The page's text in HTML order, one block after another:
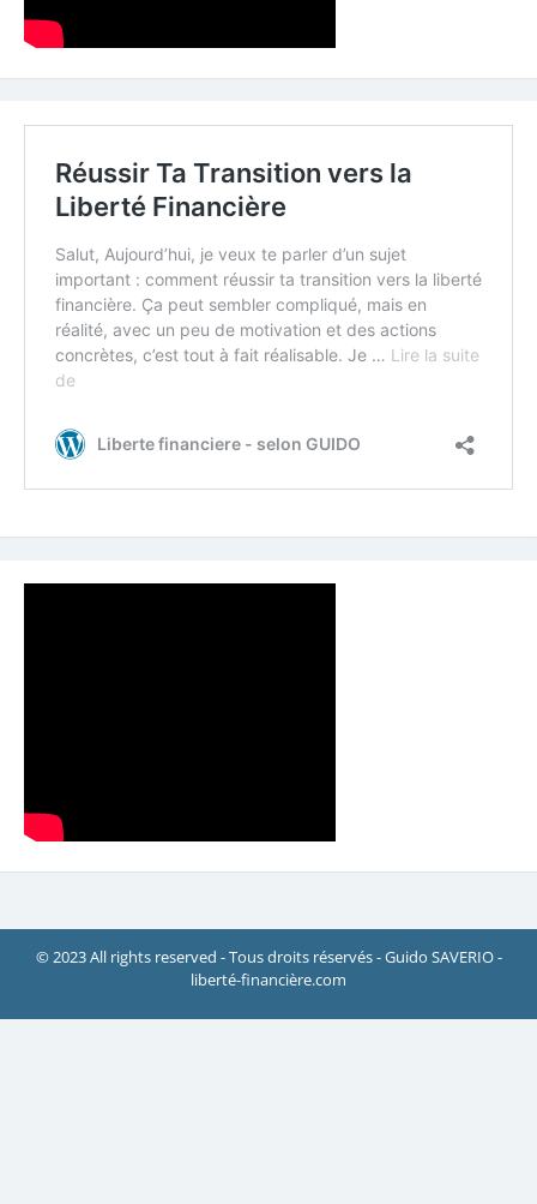
© 2023 All rights reserved - Tous droits réservés - Guido SAVERIO -
liberté-financière.com